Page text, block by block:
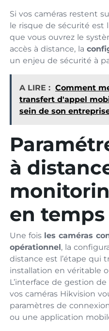
Si vos caméras restent
le risque de sécurité est
que vous ouvrez le
accès à distance, la
un enjeu de sécurité à
A LIRE : Comment
transfert d'appel
sein de son
à
en temps
Une fois les caméras
opérationnel , la
distance est l’étape qui
installation en véritable
L’interface de gestion
vos caméras Hikvision
paramètres de
ou une application